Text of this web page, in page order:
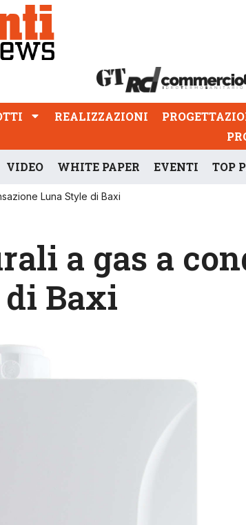
REALIZZAZIONI
REALIZZAZIONI
VIDEO WHITE PAPER EVENTI TOP
Luna Style di Baxi
a gas a
Baxi